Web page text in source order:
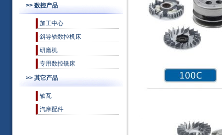
>> 数控产品
加工中心
斜导轨数控机床
研磨机
专用数控铣床
>> 其它产品
轴瓦
汽摩配件